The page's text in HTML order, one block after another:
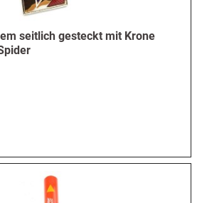
seitlich gesteckt mit Krone